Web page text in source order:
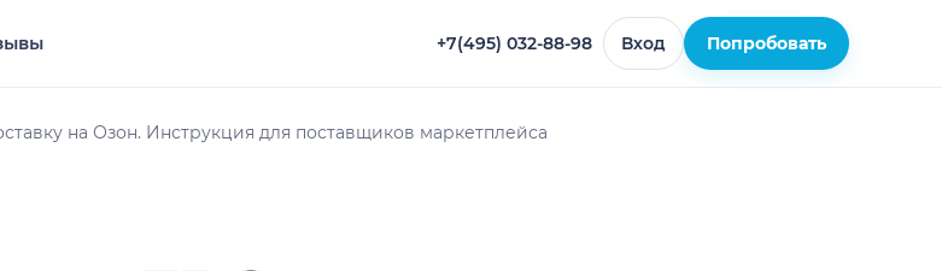
+7(495) 032-88-98 Вход Попробовать
на Озон. Инструкция для поставщиков маркетплейса